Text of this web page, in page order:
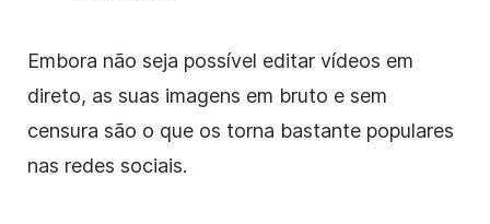
Embora não seja possível editar vídeos em
direto, as suas imagens em bruto e sem
censura são o que os torna bastante populares
nas redes sociais.